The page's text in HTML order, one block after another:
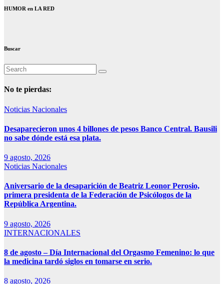
HUMOR en LA RED
Buscar
No te pierdas:
Noticias Nacionales
Desaparecieron unos 4 billones de pesos Banco Central. Bausili
no sabe dónde está esa plata.
9 agosto, 2026
Noticias Nacionales
Aniversario de la desaparición de Beatriz Leonor Perosio,
primera presidenta de la Federación de Psicólogos de la
República Argentina.
9 agosto, 2026
INTERNACIONALES
8 de agosto – Día Internacional del Orgasmo Femenino: lo que
la medicina tardó siglos en tomarse en serio.
8 agosto, 2026